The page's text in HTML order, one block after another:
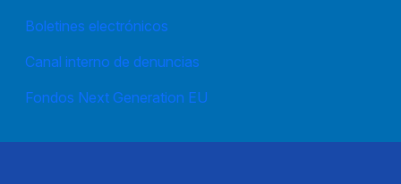
Boletines electrónicos
Canal interno de denuncias
Fondos Next Generation EU